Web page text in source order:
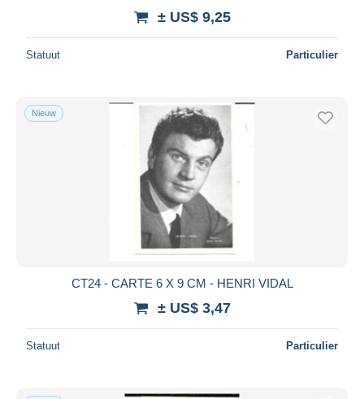
± US$ 9,25
Statuut Particulier
Nieuw
CT24 - CARTE 6 X 9 CM - HENRI VIDAL
± US$ 3,47
Statuut Particulier